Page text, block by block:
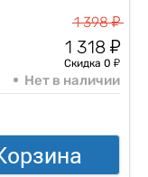
1 398у
1 318 у
Скидка 0 у
Нет в наличии